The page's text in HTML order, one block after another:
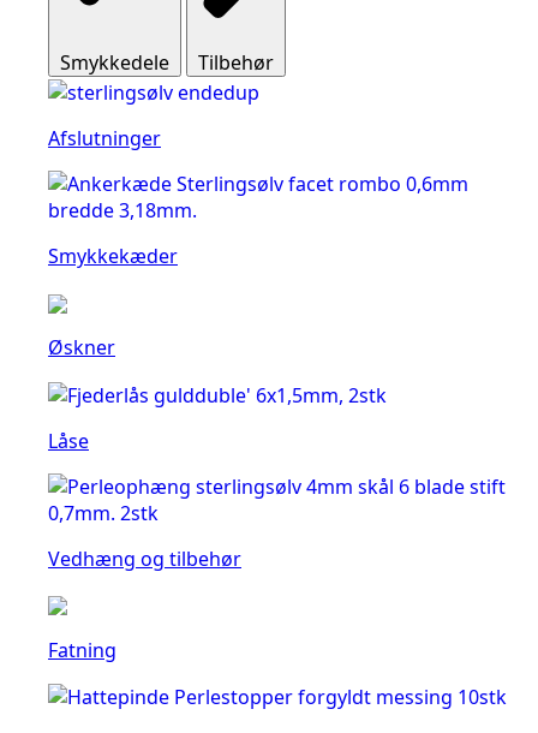
Smykkedele Tilbehør
Afslutninger
Smykkekæder
Øskner
Låse
Vedhæng og tilbehør
Fatning